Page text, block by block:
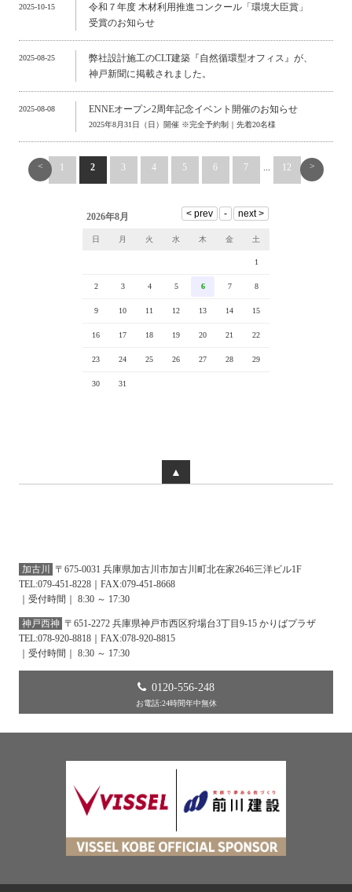
2025-10-15
令和７年度 木材利用推進コンクール「環境大臣賞」
受賞のお知らせ
2025-08-25
弊社設計施工のCLT建築『自然循環型オフィス』が、
神戸新聞に掲載されました。
2025-08-08 ENNEオープン2周年記念イベント開催のお知らせ
2025年8月31日（日）開催 ※完全予約制｜先着20名様
< 1 2 3 4 5 6 7 12 >
2026年8月
日 月 火 水 木 金 土
1
2 3 4 5 6 7 8
9 10 11 12 13 14 15
16 17 18 19 20 21 22
23 24 25 26 27 28 29
30 31
▲
加古川
〒675-0031 兵庫県加古川市加古川町北在家2646三洋ビル1F
TEL:079-451-8228｜FAX:079-451-8668
｜受付時間｜ 8:30 ～ 17:30
神戸西神 〒651-2272 兵庫県神戸市西区狩場台3丁目9-15 かりばプラザ
TEL:078-920-8818｜FAX:078-920-8815
｜受付時間｜ 8:30 ～ 17:30
0120-556-248
お電話:24時間年中無休